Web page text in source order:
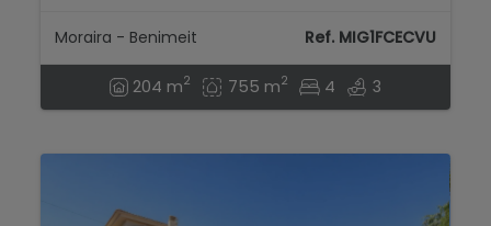
Lage...
Moraira - Benimeit Ref. MIG1FCECVU
204 m2 755 m2 4 3